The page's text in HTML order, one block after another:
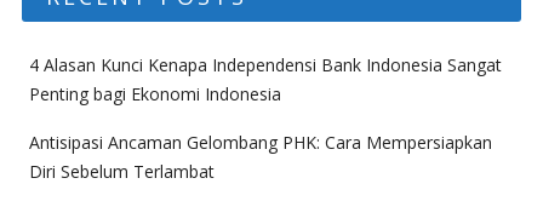
4 Alasan Kunci Kenapa Independensi Bank Indonesia Sangat
Penting bagi Ekonomi Indonesia
Antisipasi Ancaman Gelombang PHK: Cara Mempersiapkan
Diri Sebelum Terlambat